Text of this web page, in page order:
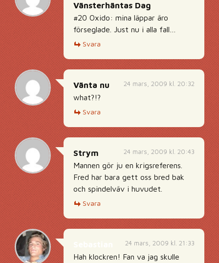
Vänsterhäntas Dag
#20 Oxido: mina läppar äro
förseglade. Just nu i alla fall…
Svara
24 mars, 2009 kl. 20:32
Vänta nu
what?!?
Svara
24 mars, 2009 kl. 20:43
Strym
Mannen gör ju en krigsreferens.
Fred har bara gett oss bred bak
och spindelväv i huvudet.
Svara
24 mars, 2009 kl. 21:33
Hah klockren! Fan va jag skulle